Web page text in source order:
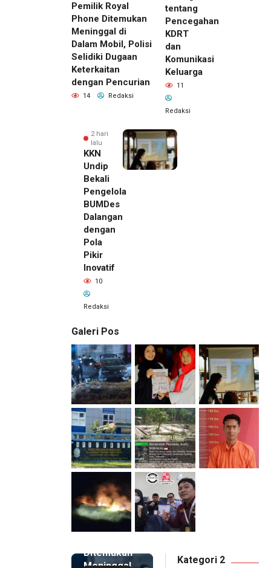
Pemilik Royal
Phone Ditemukan
Meninggal di
Dalam Mobil, Polisi
Selidiki Dugaan
Keterkaitan
dengan Pencurian
14 Redaksi
tentang
Pencegahan
KDRT
dan
Komunikasi
Keluarga
11
Redaksi
2 hari
lalu
KKN
Undip
Bekali
Pengelola
BUMDes
Dalangan
dengan
Pola
Pikir
Inovatif
10
Redaksi
Galeri Pos
2 hari lalu
Pemilik
Ditemukan
Kategori 2